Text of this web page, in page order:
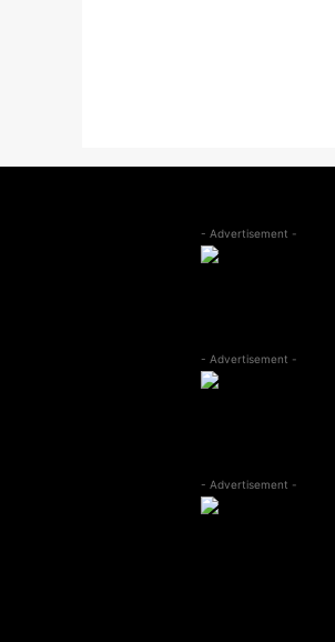
- Advertisement -
- Advertisement -
- Advertisement -